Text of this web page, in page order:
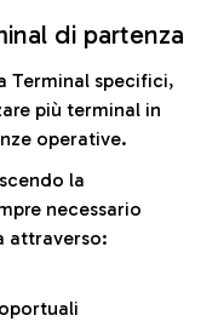
di partenza
Terminal specifici,
più terminal in
operative.
la
necessario
attraverso: